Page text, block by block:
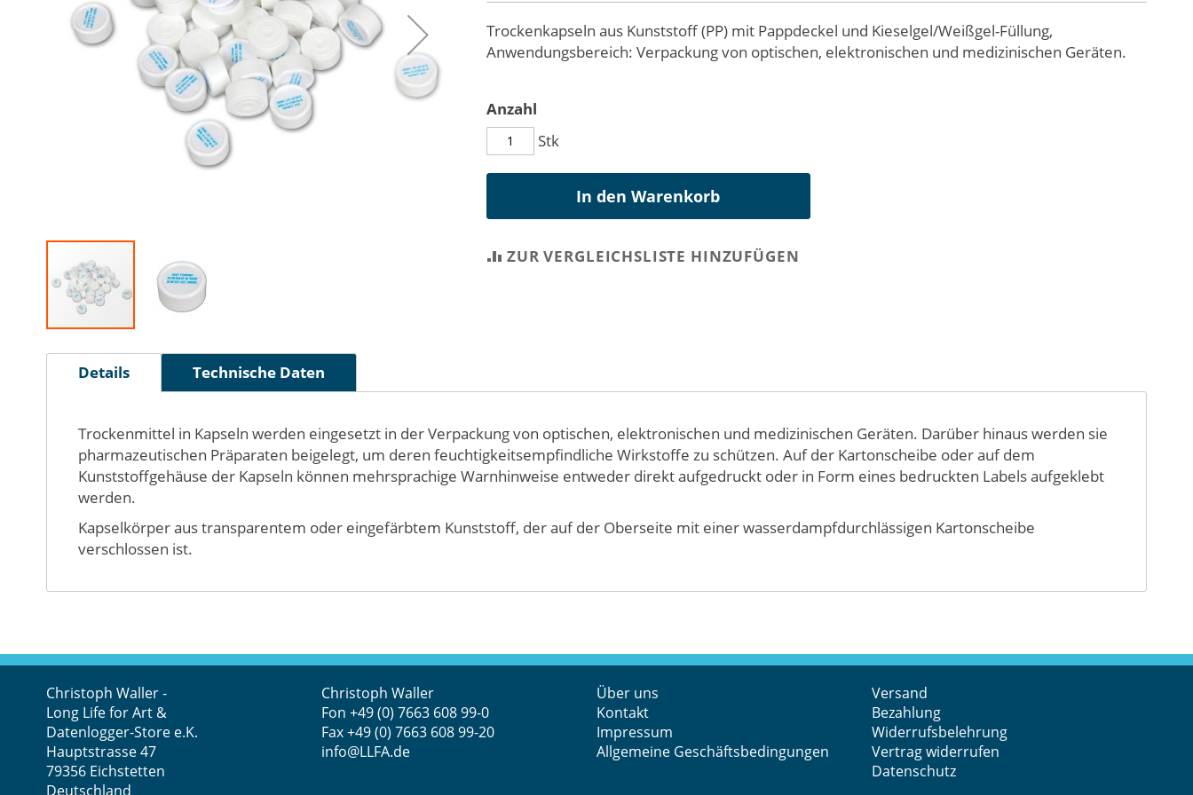
Anfang
springen
Trockenkapseln aus Kunststoff (PP) mit Pappdeckel und Kieselgel/Weißgel-Füllung,
Anwendungsbereich: Verpackung von optischen, elektronischen und medizinischen Geräten.
Anzahl
Stk
In den Warenkorb
ZUR VERGLEICHSLISTE HINZUFÜGEN
Details
Trockenmittel in Kapseln werden eingesetzt in der Verpackung von optischen, elektronischen und medizinischen Geräten. Darüber hinaus werden sie
pharmazeutischen Präparaten beigelegt, um deren feuchtigkeitsempfindliche Wirkstoffe zu schützen. Auf der Kartonscheibe oder auf dem
Kunststoffgehäuse der Kapseln können mehrsprachige Warnhinweise entweder direkt aufgedruckt oder in Form eines bedruckten Labels aufgeklebt
werden.
Kapselkörper aus transparentem oder eingefärbtem Kunststoff, der auf der Oberseite mit einer wasserdampfdurchlässigen Kartonscheibe
verschlossen ist.
Technische Daten
Christoph Waller -
Long Life for Art &
Datenlogger-Store e.K.
Hauptstrasse 47
79356 Eichstetten
Deutschland
Christoph Waller
Fon +49 (0) 7663 608 99-0
Fax +49 (0) 7663 608 99-20
info@LLFA.de
Über uns
Kontakt
Impressum
Allgemeine Geschäftsbedingungen
Versand
Bezahlung
Widerrufsbelehrung
Vertrag widerrufen
Datenschutz